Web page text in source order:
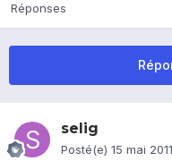
Réponses
selig
Posté(e) 15 mai 2011